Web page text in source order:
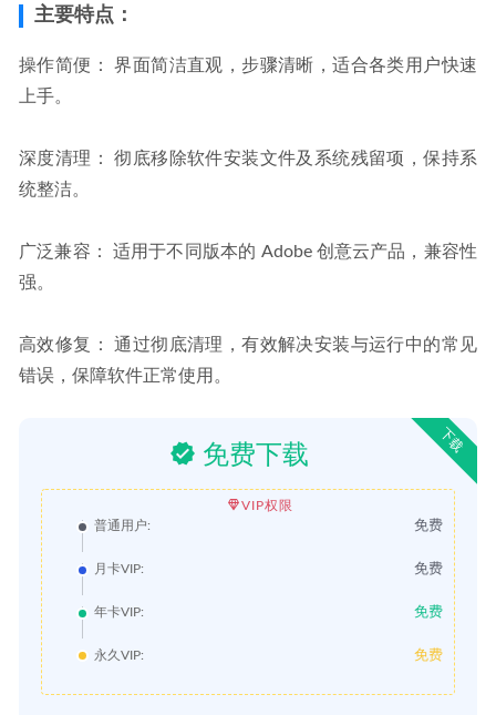
主要特点：
操作简便：​ 界面简洁直观，步骤清晰，适合各类用户快速
上手。
深度清理：​ 彻底移除软件安装文件及系统残留项，保持系
统整洁。
广泛兼容：​ 适用于不同版本的 Adobe 创意云产品，兼容性
强。
高效修复：​ 通过彻底清理，有效解决安装与运行中的常见
错误，保障软件正常使用。
下载
免费下载
VIP权限
普通用户:
免费
月卡VIP: 免费
年卡VIP: 免费
永久VIP: 免费